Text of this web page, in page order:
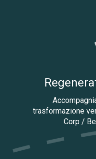
trasformazione
Corp /